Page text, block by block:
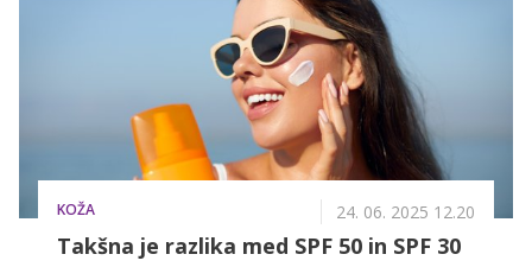
KOŽA 24. 06. 2025 12.20
Takšna je razlika med SPF 50 in SPF 30